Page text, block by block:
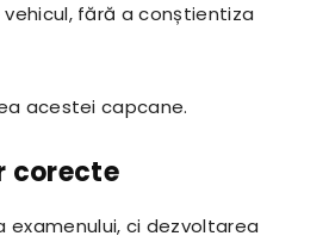
fără a conștientiza
acestei capcane.
corecte
ci dezvoltarea